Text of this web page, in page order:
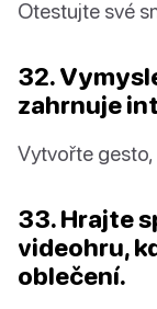
Otestujte své
32.
zahrnuje
Vytvořte gesto,
33. Hrajte
videohru,
oblečení.